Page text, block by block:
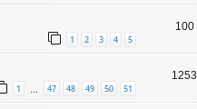
1 2 3 4 5
100
1 … 47 48 49 50 51
1253